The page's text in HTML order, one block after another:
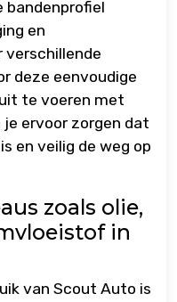
bandenprofiel
en
verschillende
deze eenvoudige
te voeren met
ervoor zorgen dat
en veilig de weg op
zoals olie,
in
van Scout Auto is